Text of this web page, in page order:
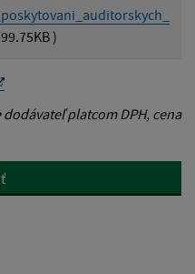
)
platcom DPH, cena